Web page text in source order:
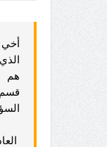
هم